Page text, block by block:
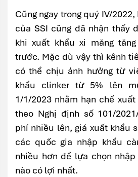
Cũng ngay trong quý IV/
của SSI cũng đã nhận thấy
khi xuất khẩu xi măng
trước. Mặc dù vậy thì kênh
có thể chịu ảnh hưởng từ
khẩu clinker từ 5% lên
1/1/2023 nhằm hạn chế
theo Nghị định số 101/
phí nhiều lên, giá xuất khẩu
các quốc gia nhập khẩu
nhiều hơn để lựa chọn
nào có lợi nhất.